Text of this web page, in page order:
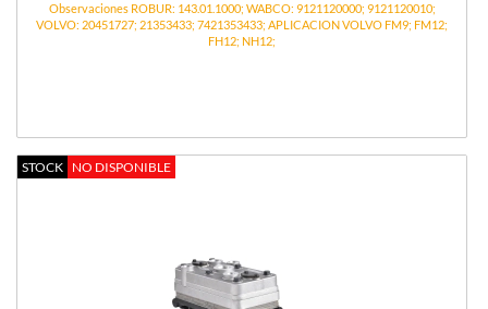
Observaciones ROBUR: 143.01.1000; WABCO: 9121120000; 9121120010;
VOLVO: 20451727; 21353433; 7421353433; APLICACION VOLVO FM9; FM12;
FH12; NH12;
STOCK NO DISPONIBLE